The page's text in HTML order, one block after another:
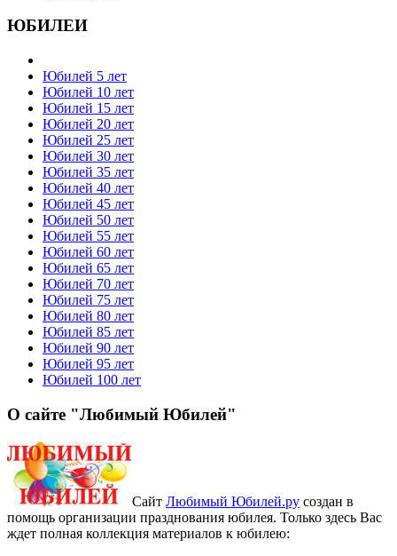
ЮБИЛЕИ
Юбилей 5 лет
Юбилей 10 лет
Юбилей 15 лет
Юбилей 20 лет
Юбилей 25 лет
Юбилей 30 лет
Юбилей 35 лет
Юбилей 40 лет
Юбилей 45 лет
Юбилей 50 лет
Юбилей 55 лет
Юбилей 60 лет
Юбилей 65 лет
Юбилей 70 лет
Юбилей 75 лет
Юбилей 80 лет
Юбилей 85 лет
Юбилей 90 лет
Юбилей 95 лет
Юбилей 100 лет
О сайте "Любимый Юбилей"
Сайт Любимый Юбилей.ру создан в
помощь организации празднования юбилея. Только здесь Вас
ждет полная коллекция материалов к юбилею: